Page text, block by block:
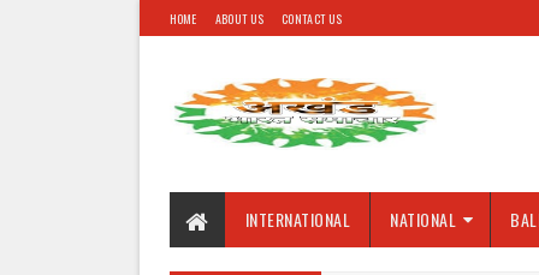
HOME ABOUT US CONTACT US
INTERNATIONAL NATIONAL